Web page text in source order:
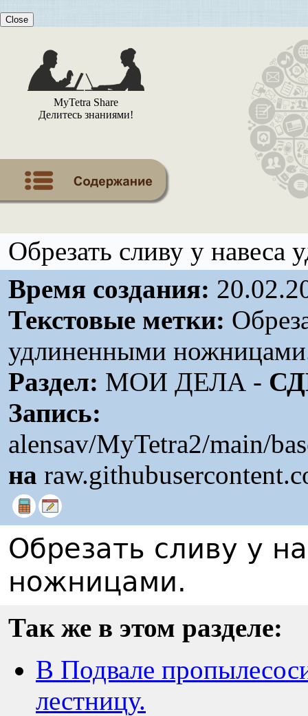
Close
MyTetra Share
Делитесь знаниями!
Обрезать сливу у
Время создания:
Текстовые метки:
удлиненными
Раздел: МОИ ДЕЛА -
Запись:
alensav/MyTetra2/main/
на
Обрезать сливу у
ножницами.
Так же в этом разделе:
В Подвале
лестницу.